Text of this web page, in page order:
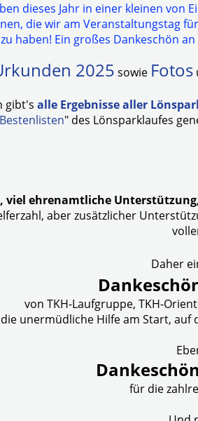
dieses Jahr in einer kleinen von
die wir am Veranstaltungstag
haben! Ein großes Dankeschön
2025 sowie Fotos
gibt's alle Ergebnisse aller
" des Lönsparklaufes
viel ehrenamtliche
aber zusätzlicher
Daher
von TKH-Laufgruppe, TKH-
unermüdliche Hilfe am Start, auf
für die